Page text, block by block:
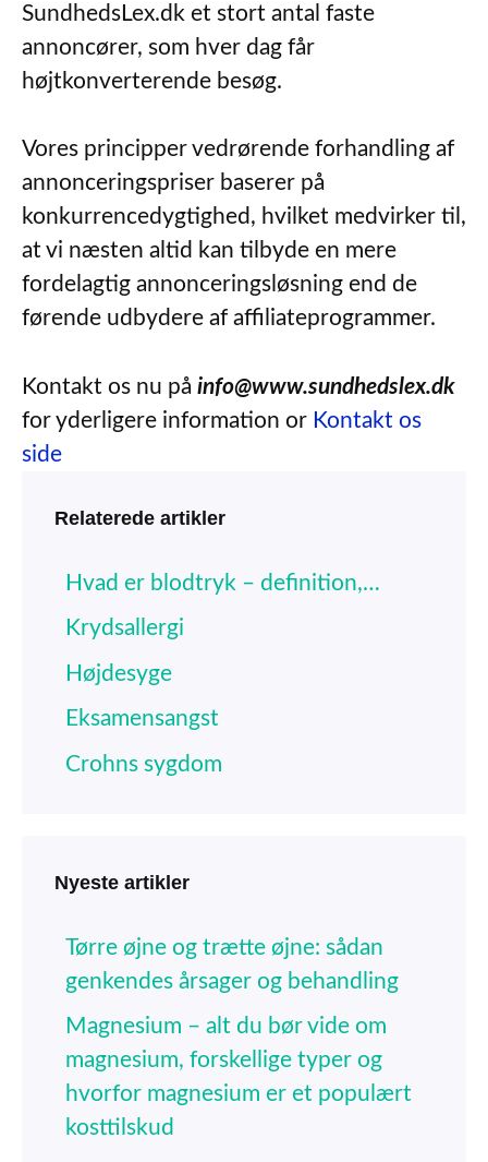
SundhedsLex.dk et stort antal faste
annoncører, som hver dag får
højtkonverterende besøg.
Vores principper vedrørende forhandling af
annonceringspriser baserer på
konkurrencedygtighed, hvilket medvirker til,
at vi næsten altid kan tilbyde en mere
fordelagtig annonceringsløsning end de
førende udbydere af affiliateprogrammer.
Kontakt os nu på info@www.sundhedslex.dk
for yderligere information or Kontakt os
side
Relaterede artikler
Hvad er blodtryk – definition,…
Krydsallergi
Højdesyge
Eksamensangst
Crohns sygdom
Nyeste artikler
Tørre øjne og trætte øjne: sådan
genkendes årsager og behandling
Magnesium – alt du bør vide om
magnesium, forskellige typer og
hvorfor magnesium er et populært
kosttilskud